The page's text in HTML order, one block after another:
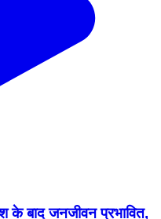
बाद जनजीवन प्रभावित,